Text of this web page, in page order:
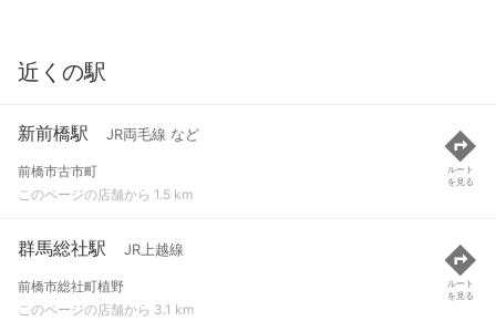
近くの駅
新前橋駅 JR両毛線 など
前橋市古市町
このページの店舗から 1.5 km
ルート
を見る
群馬総社駅 JR上越線
前橋市総社町植野
このページの店舗から 3.1 km
ルート
を見る